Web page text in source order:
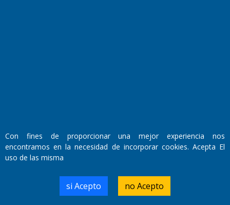
Propietario: El Diario SRL
Director Periodístico:
Walter René Goñi
Domicilio Legal: José Ingenieros 855,
Santa Rosa, La Pampa.
Con fines de proporcionar una mejor experiencia nos
encontramos en la necesidad de incorporar cookies. Acepta El
uso de las misma
si Acepto no Acepto